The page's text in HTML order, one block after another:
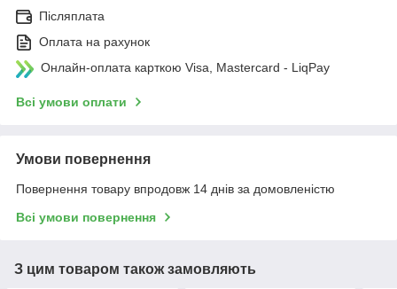
Післяплата
Оплата на рахунок
Онлайн-оплата карткою Visa, Mastercard - LiqPay
Всі умови оплати
Умови повернення
Повернення товару впродовж 14 днів за домовленістю
Всі умови повернення
З цим товаром також замовляють